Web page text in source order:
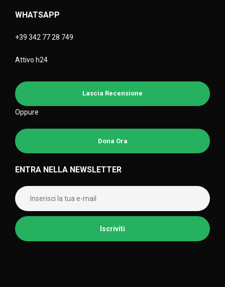
WHATSAPP
+39 342 77 28 749
Attivo h24
Lascia Recensione
Oppure
Dona Ora
ENTRA NELLA NEWSLETTER